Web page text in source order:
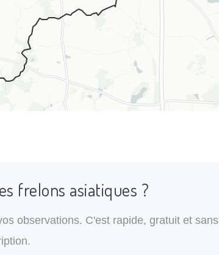
frelons asiatiques ?
observations. C'est rapide, gratuit et sans